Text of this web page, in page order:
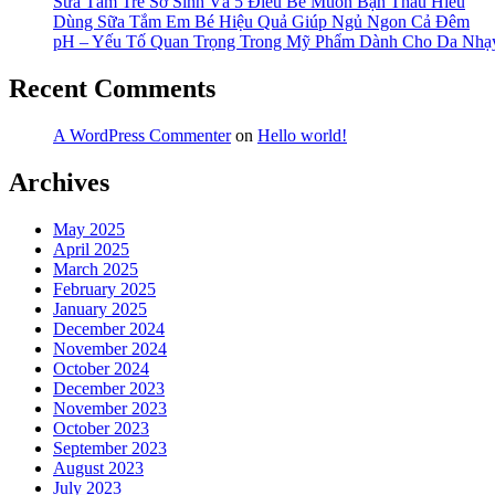
Dùng Sữa Tắm Em Bé Hiệu Quả Giúp Ngủ Ngon Cả Đêm
pH – Yếu Tố Quan Trọng Trong Mỹ Phẩm Dành Cho Da
Recent Comments
A WordPress Commenteron Hello world!
Archives
May 2025
April 2025
March 2025
February 2025
January 2025
December 2024
November 2024
October 2024
December 2023
November 2023
October 2023
September 2023
August 2023
July 2023